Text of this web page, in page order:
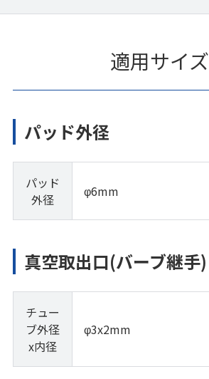
適用サイズ
パッド外径
パッド
外径
φ6mm
真空取出口(バーブ継手)
チュー
ブ外径
x内径
φ3x2mm